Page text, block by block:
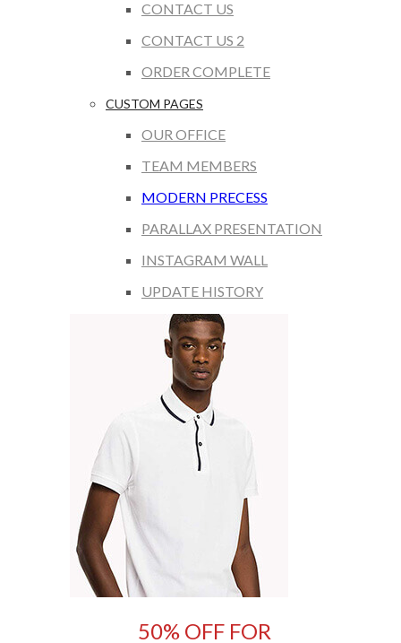
CONTACT US
CONTACT US 2
ORDER COMPLETE
CUSTOM PAGES
OUR OFFICE
TEAM MEMBERS
MODERN PRECESS
PARALLAX PRESENTATION
INSTAGRAM WALL
UPDATE HISTORY
50% OFF FOR